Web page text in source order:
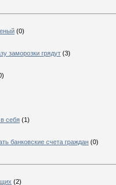
(0)
заморозки грядут (3)
себя (1)
банковские счета граждан (0)
(2)